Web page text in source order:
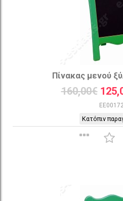
Πίνακας μενού
160,00€
Κατόπιν